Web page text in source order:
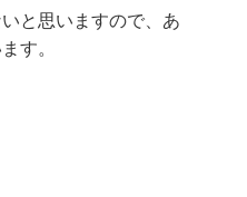
と思いますので、あ
す。